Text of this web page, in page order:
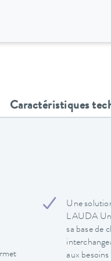
Caractéristiques
Une
LAUDA
sa base de
aux